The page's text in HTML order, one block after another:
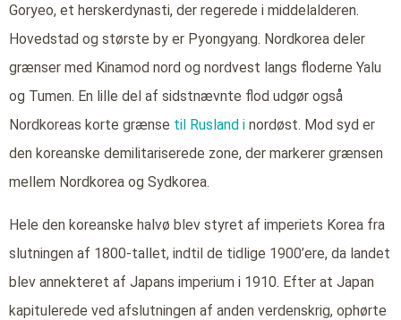
Goryeo, et herskerdynasti, der regerede i middelalderen.
Hovedstad og største by er Pyongyang. Nordkorea deler
grænser med Kinamod nord og nordvest langs floderne Yalu
og Tumen. En lille del af sidstnævnte flod udgør også
Nordkoreas korte grænse til Rusland i nordøst. Mod syd er
den koreanske demilitariserede zone, der markerer grænsen
mellem Nordkorea og Sydkorea.
Hele den koreanske halvø blev styret af imperiets Korea fra
slutningen af 1800-tallet, indtil de tidlige 1900’ere, da landet
blev annekteret af Japans imperium i 1910. Efter at Japan
kapitulerede ved afslutningen af anden verdenskrig, ophørte